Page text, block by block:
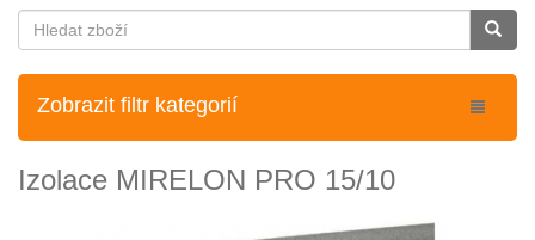
Zobrazit filtr kategorií
Izolace MIRELON PRO 15/10